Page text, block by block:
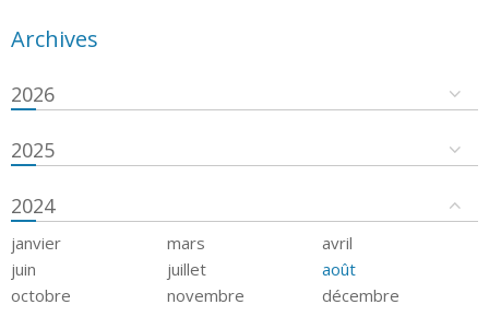
Archives
2026
2025
2024
janvier mars
avril
juin
juillet
août
octobre
novembre décembre